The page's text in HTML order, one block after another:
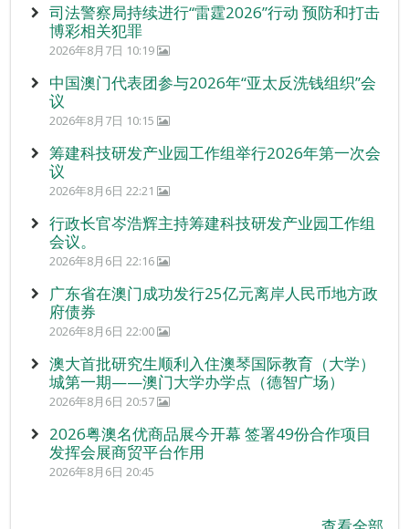
司法警察局持续进行“雷霆2026”行动 预防和打击
博彩相关犯罪
2026年8月7日 10:19
中国澳门代表团参与2026年“亚太反洗钱组织”会
议
2026年8月7日 10:15
筹建科技研发产业园工作组举行2026年第一次会
议
2026年8月6日 22:21
行政长官岑浩辉主持筹建科技研发产业园工作组
会议。
2026年8月6日 22:16
广东省在澳门成功发行25亿元离岸人民币地方政
府债券
2026年8月6日 22:00
澳大首批研究生顺利入住澳琴国际教育（大学）
城第一期——澳门大学办学点（德智广场）
2026年8月6日 20:57
2026粤澳名优商品展今开幕 签署49份合作项目
发挥会展商贸平台作用
2026年8月6日 20:45